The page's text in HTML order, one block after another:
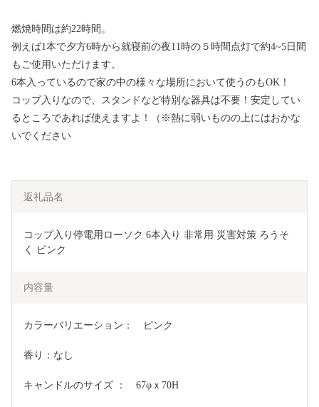
燃焼時間は約22時間。
例えば1本で夕方6時から就寝前の夜11時の５時間点灯で約4~5日間
もご使用いただけます。
6本入っているので家の中の様々な場所において使うのもOK！
コップ入りなので、スタンドなど特別な器具は不要！安定してい
るところであれば使えますよ！（※熱に弱いものの上にはおかな
いでください
返礼品名
コップ入り停電用ローソク 6本入り 非常用 災害対策 ろうそ
く ピンク
内容量
カラーバリエーション：　ピンク
香り：なし
キャンドルのサイズ ：　67φｘ70H